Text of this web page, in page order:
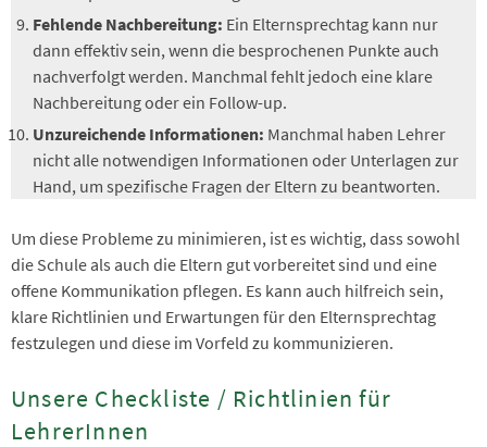
Fehlende Nachbereitung: Ein Elternsprechtag kann nur
dann effektiv sein, wenn die besprochenen Punkte auch
nachverfolgt werden. Manchmal fehlt jedoch eine klare
Nachbereitung oder ein Follow-up.
Unzureichende Informationen: Manchmal haben Lehrer
nicht alle notwendigen Informationen oder Unterlagen zur
Hand, um spezifische Fragen der Eltern zu beantworten.
Um diese Probleme zu minimieren, ist es wichtig, dass sowohl
die Schule als auch die Eltern gut vorbereitet sind und eine
offene Kommunikation pflegen. Es kann auch hilfreich sein,
klare Richtlinien und Erwartungen für den Elternsprechtag
festzulegen und diese im Vorfeld zu kommunizieren.
Unsere Checkliste / Richtlinien für
LehrerInnen